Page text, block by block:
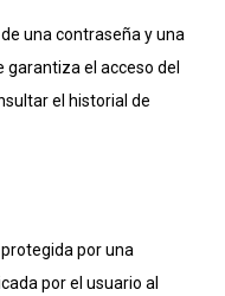
una contraseña y una
garantiza el acceso del
el historial de
protegida por una
por el usuario al